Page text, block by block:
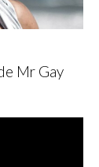
Mr Gay